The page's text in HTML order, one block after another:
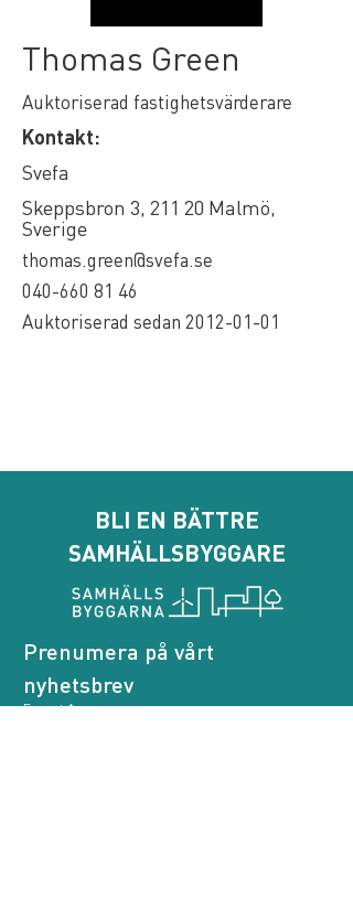
Thomas Green
Auktoriserad fastighetsvärderare
Kontakt:
Svefa
Skeppsbron 3, 211 20 Malmö,
Sverige
thomas.green@svefa.se
040-660 81 46
Auktoriserad sedan 2012-01-01
BLI EN BÄTTRE
SAMHÄLLSBYGGARE
Prenumera på vårt
nyhetsbrev
E-post *